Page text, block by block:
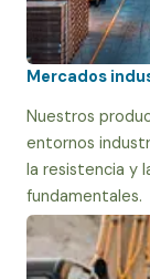
Mercados
Nuestros
entornos
la resistencia y
fundamentales.